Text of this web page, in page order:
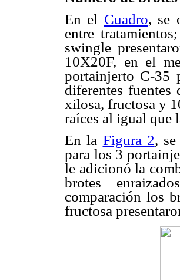
En el Cuadro, se
entre
swingle
10X20F, en el
portainjerto C-35
diferentes fuentes
xilosa, fructosa y
raíces al igual que
En la Figura 2,
para los 3
le adicionó la
brotes
comparación los
fructosa